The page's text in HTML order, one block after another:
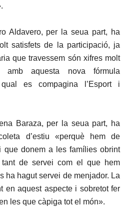
Aldavero, per la seua part, ha
satisfets de la participació, ja
que travessem són xifres molt
amb aquesta nova fórmula
es compagina l’Esport i
Baraza, per la seua part, ha
d’estiu «perquè hem de
que donem a les famílies obrint
tant de servei com el que hem
ha hagut servei de menjador. La
en aquest aspecte i sobretot fer
les que càpiga tot el món».